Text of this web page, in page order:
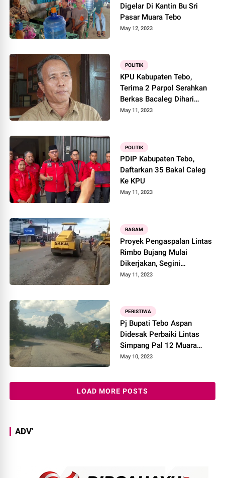
Digelar Di Kantin Bu Sri
Pasar Muara Tebo
May 12, 2023
POLITIK
KPU Kabupaten Tebo,
Terima 2 Parpol Serahkan
Berkas Bacaleg Dihari
Pertama Pendaftaran
May 11, 2023
POLITIK
PDIP Kabupaten Tebo,
Daftarkan 35 Bakal Caleg
Ke KPU
May 11, 2023
RAGAM
Proyek Pengaspalan Lintas
Rimbo Bujang Mulai
Dikerjakan, Segini
Anggarannya
May 11, 2023
PERISTIWA
Pj Bupati Tebo Aspan
Didesak Perbaiki Lintas
Simpang Pal 12 Muara
Tebo - Simpang Jl 21
May 10, 2023
LOAD MORE POSTS
ADV'